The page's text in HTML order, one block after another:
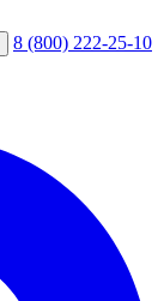
8 (800) 222-25-10